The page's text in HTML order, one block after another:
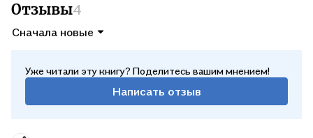
Отзывы4
Сначала новые
Уже читали эту книгу? Поделитесь вашим мнением!
Написать отзыв